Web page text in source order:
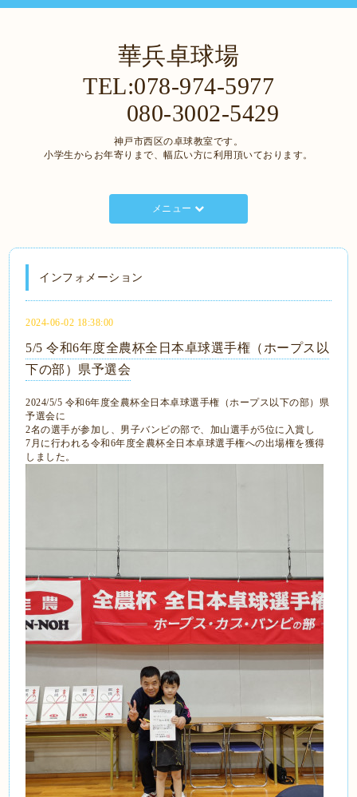
華兵卓球場
TEL:078-974-5977
080-3002-5429
神戸市西区の卓球教室です。
小学生からお年寄りまで、幅広い方に利用頂いております。
メニュー
インフォメーション
2024-06-02 18:38:00
5/5 令和6年度全農杯全日本卓球選手権（ホープス以
下の部）県予選会
2024/5/5 令和6年度全農杯全日本卓球選手権（ホープス以下の部）県
予選会に
2名の選手が参加し、男子バンビの部で、加山選手が5位に入賞し
7月に行われる令和6年度全農杯全日本卓球選手権への出場権を獲得
しました。